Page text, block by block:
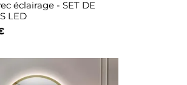
éclairage - SET DE
LED